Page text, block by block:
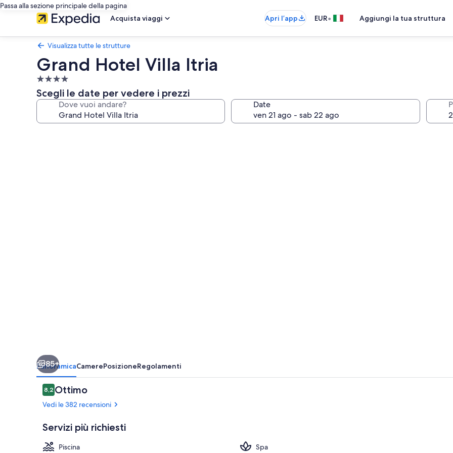
Passa alla sezione principale della pagina
Acquista viaggi
Apri l’app EUR• Aggiungi la tua struttura
Visualizza tutte le strutture
Grand Hotel Villa Itria
Struttura
a
4.0
Scegli le date per vedere i prezzi
Dove vuoi andare? Date
Suite, letti
85+
PanoramicaCamerePosizioneRegolamenti
Recensioni
8,28,2 su 10
Ottimo
Vedi le 382 recensioni
Servizi più richiesti
Piscina
Spa